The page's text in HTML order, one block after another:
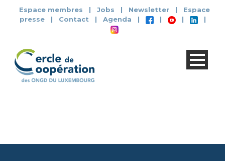
Espace membres | Jobs | Newsletter |
Espace
presse
| Contact | Agenda | | | |